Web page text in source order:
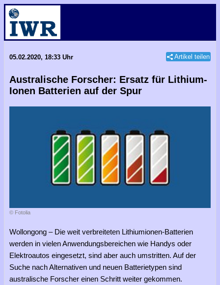
05.02.2020, 18:33 Uhr Artikel teilen
Australische Forscher: Ersatz für Lithium-
Ionen Batterien auf der Spur
© Fotolia
Wollongong – Die weit verbreiteten Lithiumionen-Batterien
werden in vielen Anwendungsbereichen wie Handys oder
Elektroautos eingesetzt, sind aber auch umstritten. Auf der
Suche nach Alternativen und neuen Batterietypen sind
australische Forscher einen Schritt weiter gekommen.